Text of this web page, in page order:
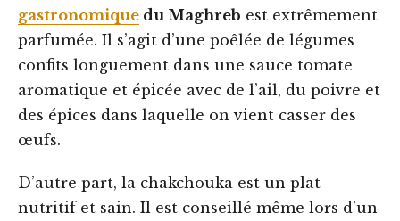
gastronomique du Maghreb est extrêmement
parfumée. Il s’agit d’une poêlée de légumes
confits longuement dans une sauce tomate
aromatique et épicée avec de l’ail, du poivre et
des épices dans laquelle on vient casser des
œufs.
D’autre part, la chakchouka est un plat
nutritif et sain. Il est conseillé même lors d’un